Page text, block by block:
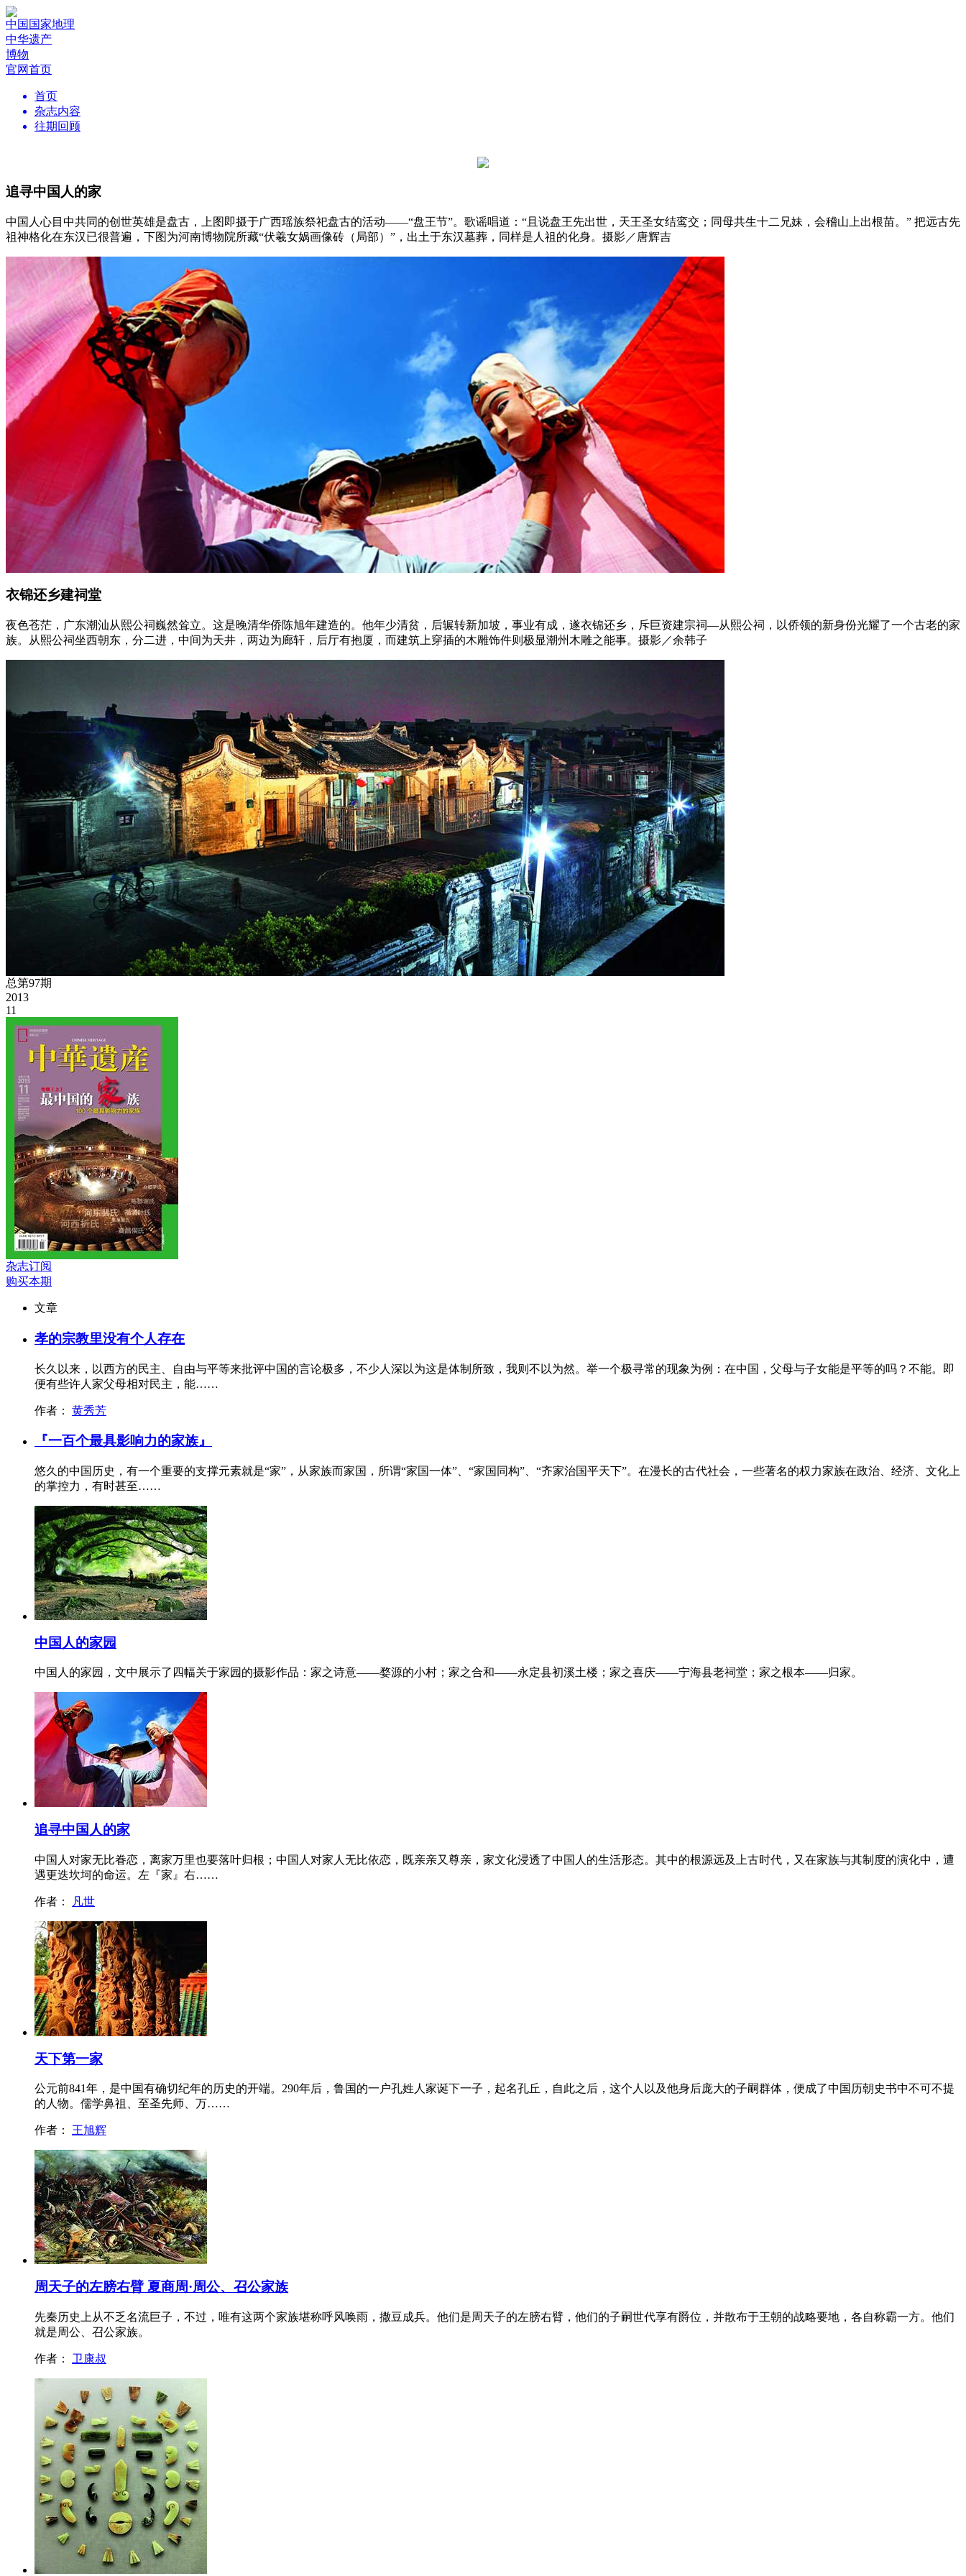
中国国家地理
中华遗产
博物
官网首页
首页
杂志内容
往期回顾
追寻中国人的家
中国人心目中共同的创世英雄是盘古，上图即摄于广西瑶族祭祀盘古的活动——“盘王节”。歌谣唱道：“且说盘王先出世，天王圣女结鸾交；同母共生十二兄妹，会稽山上出根苗。” 把远古先
祖神格化在东汉已很普遍，下图为河南博物院所藏“伏羲女娲画像砖（局部）”，出土于东汉墓葬，同样是人祖的化身。摄影／唐辉吉
衣锦还乡建祠堂
夜色苍茫，广东潮汕从熙公祠巍然耸立。这是晚清华侨陈旭年建造的。他年少清贫，后辗转新加坡，事业有成，遂衣锦还乡，斥巨资建宗祠—从熙公祠，以侨领的新身份光耀了一个古老的家
族。从熙公祠坐西朝东，分二进，中间为天井，两边为廊轩，后厅有抱厦，而建筑上穿插的木雕饰件则极显潮州木雕之能事。摄影／余韩子
总第97期
2013
11
杂志订阅
购买本期
文章
孝的宗教里没有个人存在
长久以来，以西方的民主、自由与平等来批评中国的言论极多，不少人深以为这是体制所致，我则不以为然。举一个极寻常的现象为例：在中国，父母与子女能是平等的吗？不能。即
便有些许人家父母相对民主，能……
作者： 黄秀芳
『一百个最具影响力的家族』
悠久的中国历史，有一个重要的支撑元素就是“家”，从家族而家国，所谓“家国一体”、“家国同构”、“齐家治国平天下”。在漫长的古代社会，一些著名的权力家族在政治、经济、文化上
的掌控力，有时甚至……
中国人的家园
中国人的家园，文中展示了四幅关于家园的摄影作品：家之诗意——婺源的小村；家之合和——永定县初溪土楼；家之喜庆——宁海县老祠堂；家之根本——归家。
追寻中国人的家
中国人对家无比眷恋，离家万里也要落叶归根；中国人对家人无比依恋，既亲亲又尊亲，家文化浸透了中国人的生活形态。其中的根源远及上古时代，又在家族与其制度的演化中，遭
遇更迭坎坷的命运。左『家』右……
作者： 凡世
天下第一家
公元前841年，是中国有确切纪年的历史的开端。290年后，鲁国的一户孔姓人家诞下一子，起名孔丘，自此之后，这个人以及他身后庞大的子嗣群体，便成了中国历朝史书中不可不提
的人物。儒学鼻祖、至圣先师、万……
作者： 王旭辉
周天子的左膀右臂 夏商周·周公、召公家族
先秦历史上从不乏名流巨子，不过，唯有这两个家族堪称呼风唤雨，撒豆成兵。他们是周天子的左膀右臂，他们的子嗣世代享有爵位，并散布于王朝的战略要地，各自称霸一方。他们
就是周公、召公家族。
作者： 卫康叔